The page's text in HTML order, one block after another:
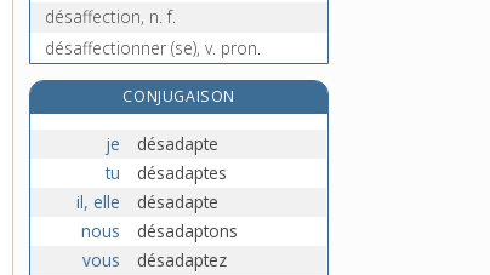
désaffection, n. f.
désaffectionner (se), v. pron.
désaffiliation, n. f.
désaffilier (se), v. pron.
désaffourcher, v. intr.
désaffubler, v. tr.
désagréable, adj.
CONJUGAISON
je
désadapte
tu
désadaptes
il, elle
désadapte
nous
désadaptons
vous
désadaptez